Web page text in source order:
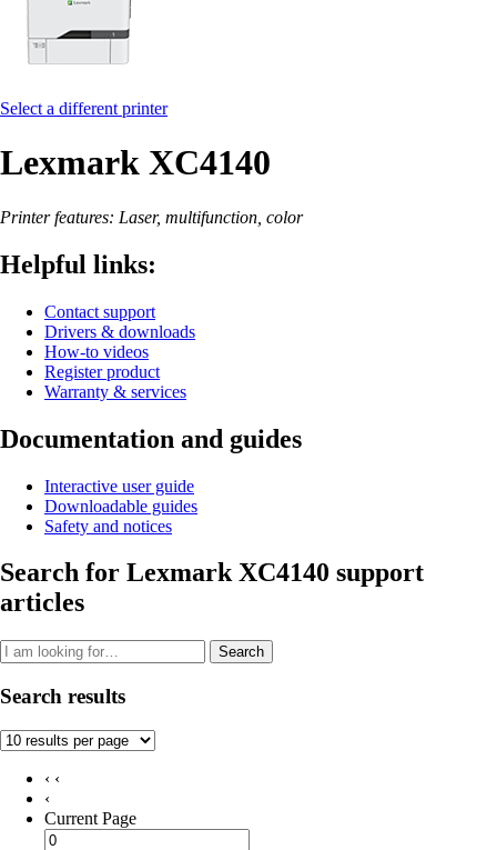
Select a different printer
Lexmark XC4140
Printer features: Laser, multifunction, color
Helpful links:
Contact support
Drivers & downloads
How-to videos
Register product
Warranty & services
Documentation and guides
Interactive user guide
Downloadable guides
Safety and notices
Search for Lexmark XC4140 support
articles
Search
Search results
‹ ‹
‹
Current Page